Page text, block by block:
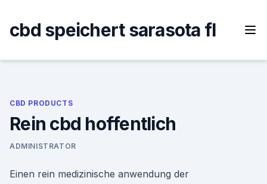
content
cbd speichert sarasota fl
CBD PRODUCTS
Rein cbd hoffentlich
ADMINISTRATOR
Einen rein medizinische anwendung der